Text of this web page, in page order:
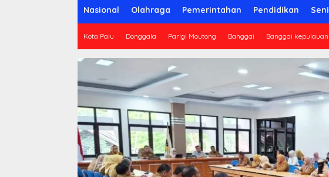
Nasional Olahraga Pemerintahan Pendidikan Seni
Kota Palu Donggala Parigi Moutong Banggai Banggai kepulauan